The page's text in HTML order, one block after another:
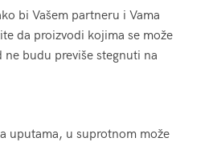
bi Vašem partneru i Vama
da proizvodi kojima se može
budu previše stegnuti na
uputama, u suprotnom može